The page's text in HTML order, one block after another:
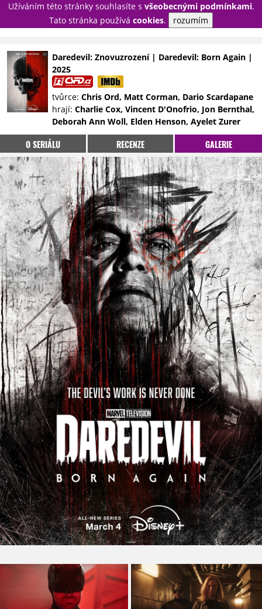
Užíváním této stránky souhlasíte s všeobecnými podmínkami.
Tato stránka používá cookies. rozumím
PŘIHLÁSIT
NOVINKY
TÉMATA
RECENZE
EPIZODY
KULT
TRAILERY
GALERIE
DISKUZE
STATISTIKY
TIRÁŽ
Daredevil: Znovuzrození | Daredevil: Born Again |
2025
tvůrce: Chris Ord, Matt Corman, Dario Scardapane
hrají: Charlie Cox, Vincent D'Onofrio, Jon Bernthal,
Deborah Ann Woll, Elden Henson, Ayelet Zurer
O SERIÁLU RECENZE GALERIE